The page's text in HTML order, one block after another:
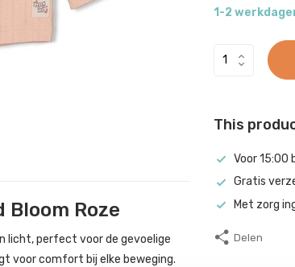
Bloom Roze
licht, perfect voor de gevoelige
voor comfort bij elke beweging.
1-2
This
Voor 15:00
Gratis
Met zorg
Delen